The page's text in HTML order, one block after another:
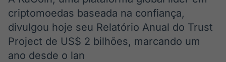
Broadcast
Radar
inteligente de
Broadcast
Fundos
plataforma para
criptomoedas baseada na confiança,
divulgou hoje seu Relatório Anual do Trust
Project de US$ 2 bilhões, marcando um
ano desde o lan